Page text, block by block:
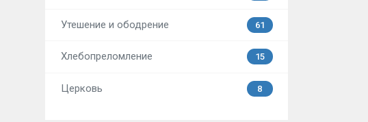
Утешение и ободрение 61
Хлебопреломление 15
Церковь 8